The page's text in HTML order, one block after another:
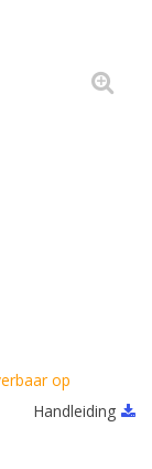
op
Handleiding